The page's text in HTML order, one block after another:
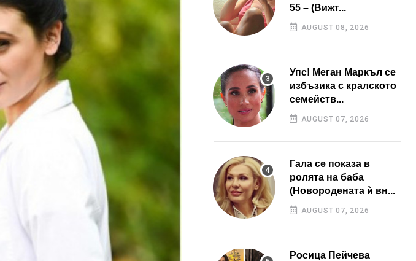
55 – (Вижт...
AUGUST 08, 2026
Упс! Меган Маркъл се
избъзика с кралското
семейств...
AUGUST 07, 2026
Гала се показа в
ролята на баба
(Новородената ѝ вн...
AUGUST 07, 2026
Росица Пейчева